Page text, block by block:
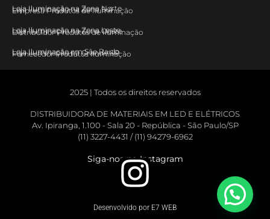
Loja Iluminação na Zona Norte
Loja Iluminação na Zona Sul
Empresa Produtos de Iluminação
Loja Iluminação na Zona Leste
Loja Iluminação na Zona Oeste
Distribuidor Produtos de Iluminação
Loja Iluminação em São Paulo
Loja Iluminação na Grande SP
Fornecedor Produtos Iluminação
2025 | Todos os direitos reservados
DISTRIBUIDORA DE MATERIAIS EM LED E ELÉTRICOS
Av. Ipiranga, 1.100 - Sala 20 - República - São Paulo/SP
(11) 3227-4431 / (11) 94279-6962
Siga-nos no Instagram
Desenvolvido por E7 WEB